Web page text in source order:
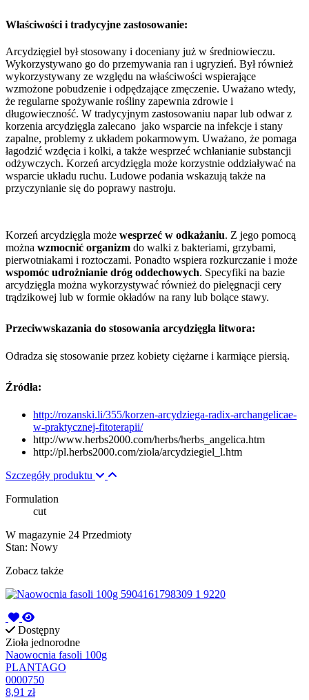
Właściwości i tradycyjne zastosowanie:
Arcydzięgiel był stosowany i doceniany już w średniowieczu.
Wykorzystywano go do przemywania ran i ugryzień. Był również
wykorzystywany ze względu na właściwości wspierające
wzmożone pobudzenie i odpędzające zmęczenie. Uważano wtedy,
że regularne spożywanie rośliny zapewnia zdrowie i
długowieczność. W tradycyjnym zastosowaniu napar lub odwar z
korzenia arcydzięgla zalecano jako wsparcie na infekcje i stany
zapalne, problemy z układem pokarmowym. Uważano, że pomaga
łagodzić wzdęcia i kolki, a także wesprzeć wchłanianie substancji
odżywczych. Korzeń arcydzięgla może korzystnie oddziaływać na
wsparcie układu ruchu. Ludowe podania wskazują także na
przyczynianie się do poprawy nastroju.
Korzeń arcydzięgla może wesprzeć w odkażaniu. Z jego pomocą
można wzmocnić organizm do walki z bakteriami, grzybami,
pierwotniakami i roztoczami. Ponadto wspiera rozkurczanie i może
wspomóc udrożnianie dróg oddechowych. Specyfiki na bazie
arcydzięgla można wykorzystywać również do pielęgnacji cery
trądzikowej lub w formie okładów na rany lub bolące stawy.
Przeciwwskazania do stosowania arcydzięgla litwora:
Odradza się stosowanie przez kobiety ciężarne i karmiące piersią.
Źródła:
http://rozanski.li/355/korzen-arcydziega-radix-archangelicae-
w-praktycznej-fitoterapii/
http://www.herbs2000.com/herbs/herbs_angelica.htm
http://pl.herbs2000.com/ziola/arcydziegiel_l.htm
Szczegóły produktu
Formulation
cut
W magazynie 24 Przedmioty
Stan: Nowy
Zobacz także
Dostępny
Zioła jednorodne
Naowocnia fasoli 100g
PLANTAGO
0000750
8,91 zł